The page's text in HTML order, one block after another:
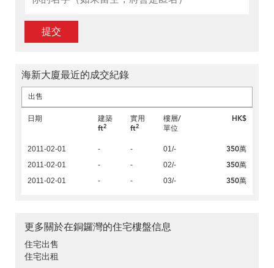
提交
海新大廈最近的成交紀錄
出售
日期
建築
ft2
實用
ft2
樓層/
單位
HK$
2011-02-01 - - 01/- 350萬
2011-02-01 - - 02/- 350萬
2011-02-01 - - 03/- 350萬
更多關於在銅鑼灣的住宅樓盤信息
住宅出售
住宅出租